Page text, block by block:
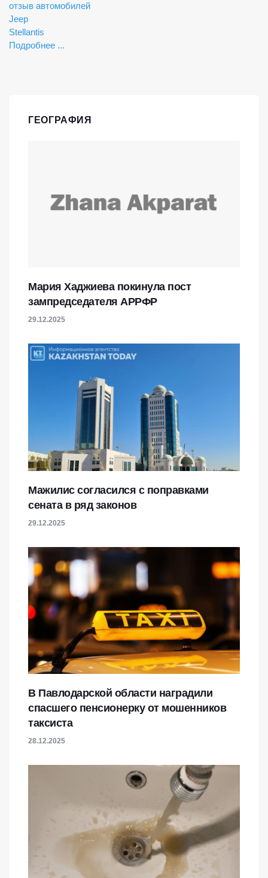
отзыв автомобилей
Jeep
Stellantis
Подробнее ...
ГЕОГРАФИЯ
Мария Хаджиева покинула пост
зампредседателя АРРФР
29.12.2025
Мажилис согласился с поправками
сената в ряд законов
29.12.2025
В Павлодарской области наградили
спасшего пенсионерку от мошенников
таксиста
28.12.2025